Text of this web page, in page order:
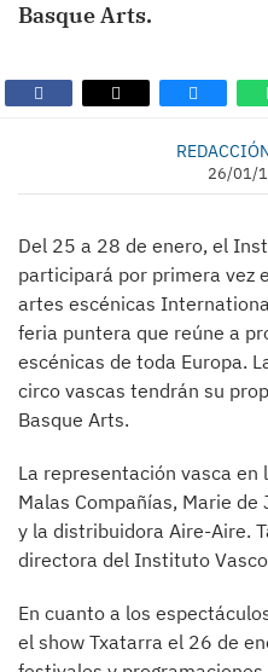
Basque Arts.
26/01/
Del 25 a 28 de enero, el
participará por primera vez
artes escénicas
feria puntera que reúne a
escénicas de toda Europa.
circo vascas tendrán su
Basque Arts.
La representación vasca
Malas Compañías, Marie de
y la distribuidora Aire-Aire.
directora del Instituto
En cuanto a los
el show Txatarra el 26 de